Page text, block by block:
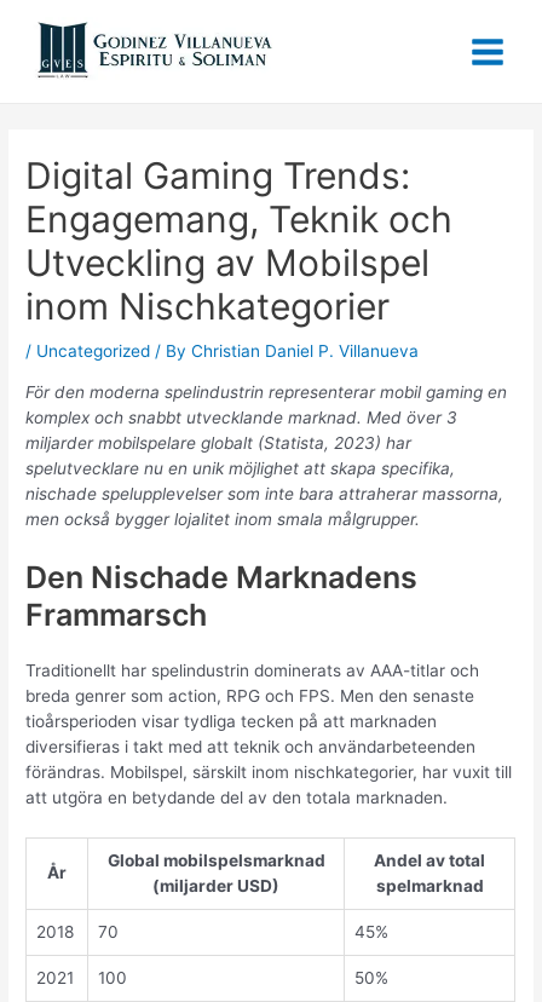
Digital Gaming Trends:
Engagemang, Teknik och
Utveckling av Mobilspel
inom Nischkategorier
/ Uncategorized / ByChristian Daniel P. Villanueva
För den moderna spelindustrin representerar mobil gaming en
komplex och snabbt utvecklande marknad. Med över 3
miljarder mobilspelare globalt (Statista, 2023) har
spelutvecklare nu en unik möjlighet att skapa specifika,
nischade spelupplevelser som inte bara attraherar massorna,
men också bygger lojalitet inom smala målgrupper.
Den Nischade Marknadens
Frammarsch
Traditionellt har spelindustrin dominerats av AAA-titlar och
breda genrer som action, RPG och FPS. Men den senaste
tioårsperioden visar tydliga tecken på att marknaden
diversifieras i takt med att teknik och användarbeteenden
förändras. Mobilspel, särskilt inom nischkategorier, har vuxit till
att utgöra en betydande del av den totala marknaden.
År
Global mobilspelsmarknad
(miljarder USD)
Andel av total
spelmarknad
2018 70 45%
2021 100 50%